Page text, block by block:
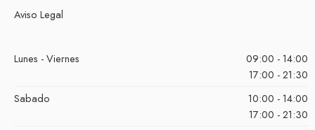
Aviso Legal
Lunes - Viernes
09:00 - 14:00
17:00 - 21:30
Sabado
10:00 - 14:00
17:00 - 21:30